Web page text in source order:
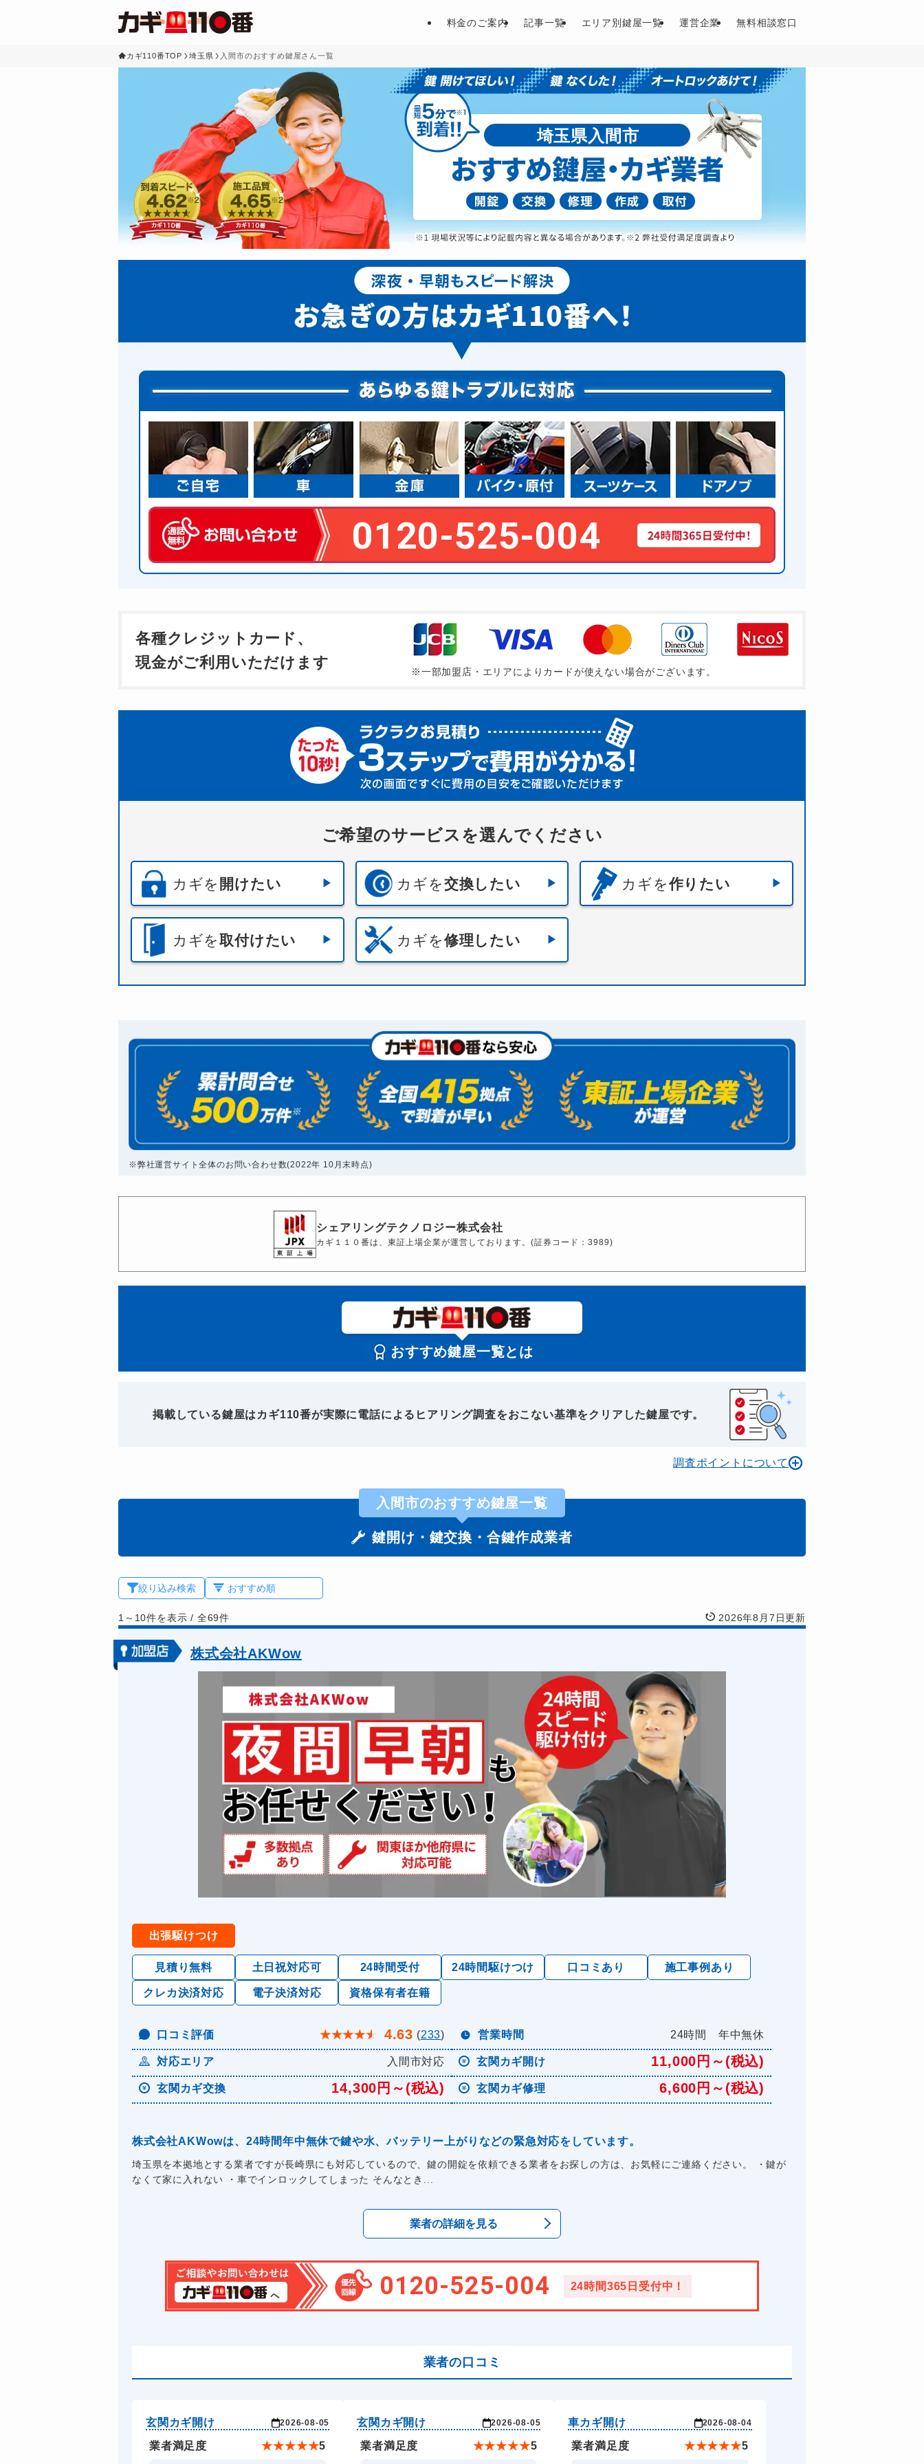
料金のご案内 記事一覧 エリア別鍵屋一覧 運営企業 無料相談窓口
カギ110番TOP 埼玉県 入間市のおすすめ鍵屋さん一覧
埼玉県入間市
0120-525-004
各種クレジットカード、
現金がご利用いただけます
※一部加盟店・エリアによりカードが使えない場合がございます。
ご希望のサービスを選んでください
カギを 開けたい カギを交換したい カギを作りたい
カギを取付けたい カギを修理したい
※弊社運営サイト全体のお問い合わせ数(2022年 10月末時点)
シェアリングテクノロジー株式会社
カギ１１０番は、東証上場企業が運営しております。(証券コード：3989)
おすすめ鍵屋一覧とは
掲載している鍵屋はカギ110番が実際に電話によるヒアリング調査をおこない基準をクリアした鍵屋です。
調査ポイントについて
入間市のおすすめ鍵屋一覧
鍵開け・鍵交換・合鍵作成業者
絞り込み検索
1～10件を表示/ 全69件 2026年8月7日更新
株式会社AKWow
出張駆けつけ
見積り無料 土日祝対応可 24時間受付 24時間駆けつけ 口コミあり 施工事例あり
クレカ決済対応 電子決済対応 資格保有者在籍
口コミ評価 ★★★★★ 4.63 (233) 営業時間 24時間 年中無休
対応エリア 入間市対応 玄関カギ開け 11,000円～(税込)
玄関カギ交換 14,300円～(税込) 玄関カギ修理 6,600円～(税込)
株式会社AKWowは、24時間年中無休で鍵や水、バッテリー上がりなどの緊急対応をしています。
埼玉県を本拠地とする業者ですが長崎県にも対応しているので、鍵の開錠を依頼できる業者をお探しの方は、お気軽にご連絡ください。 ・鍵が
なくて家に入れない ・車でインロックしてしまった そんなとき...
業者の詳細を見る
0120-525-004 24時間365日受付中！
業者の口コミ
玄関カギ開け 2026-08-05
業者満足度 ★★★★★5
玄関カギ開け 2026-08-05
業者満足度 ★★★★★5
車カギ開け 2026-08-04
業者満足度 ★★★★★5